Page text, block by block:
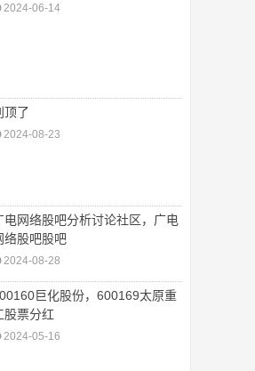
2024-06-14
顶了
2024-08-23
电网络股吧分析讨论社区，广电
络股吧股吧
2024-08-28
巨化股份，600169太原重
股票分红
2024-05-16